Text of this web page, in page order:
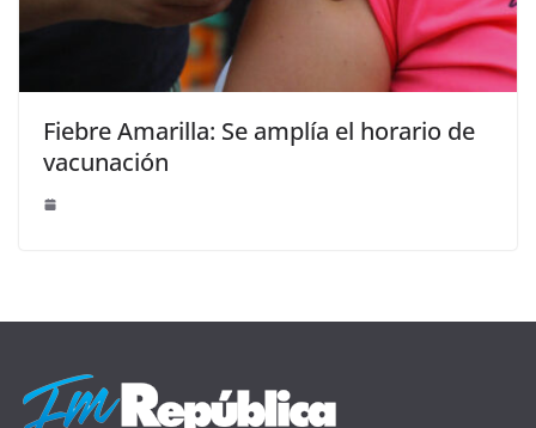
Fiebre Amarilla: Se amplía el horario de
vacunación